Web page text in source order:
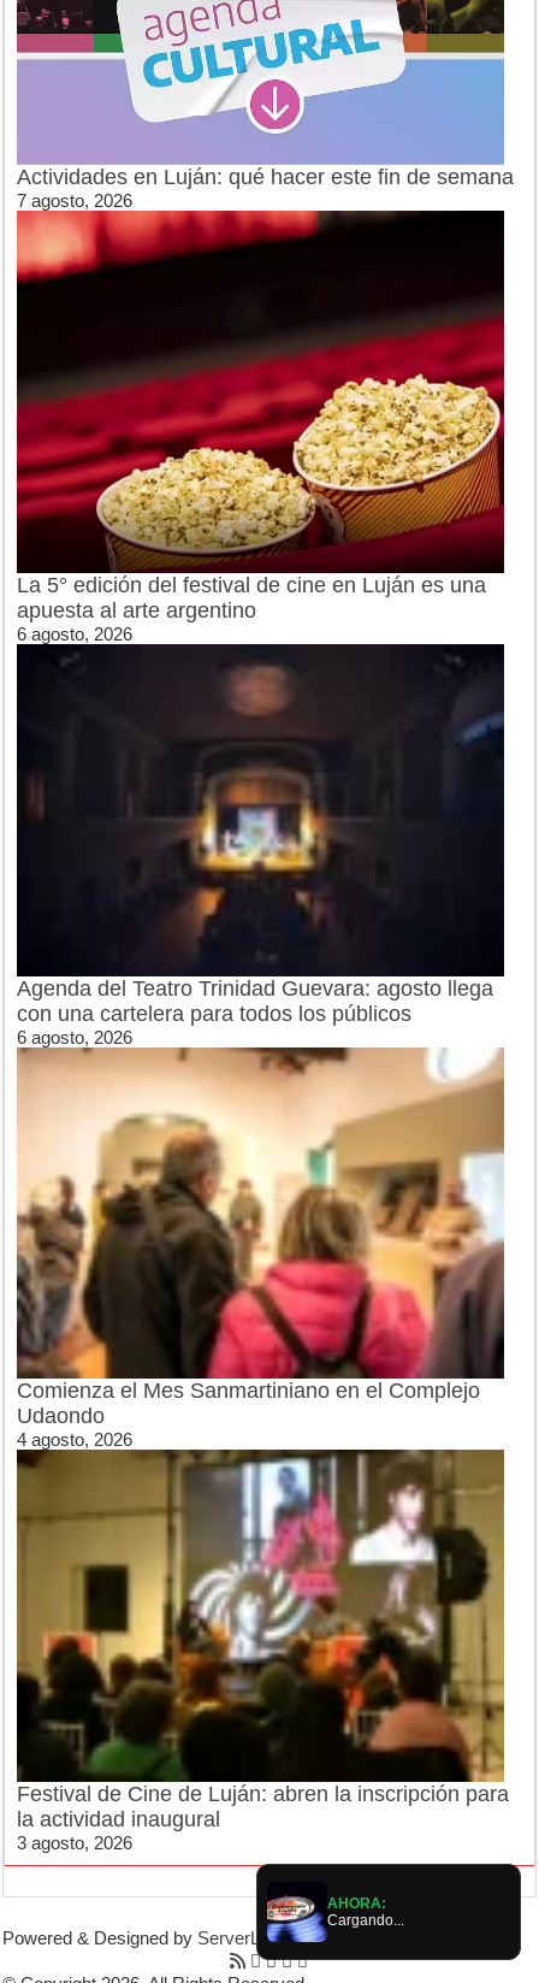
Actividades en Luján: qué hacer este fin de semana
7 agosto, 2026
La 5° edición del festival de cine en Luján es una
apuesta al arte argentino
6 agosto, 2026
Agenda del Teatro Trinidad Guevara: agosto llega
con una cartelera para todos los públicos
6 agosto, 2026
Comienza el Mes Sanmartiniano en el Complejo
Udaondo
4 agosto, 2026
Festival de Cine de Luján: abren la inscripción para
la actividad inaugural
3 agosto, 2026
Powered & Designed by ServerLujan|
AHORA:
Cargando...